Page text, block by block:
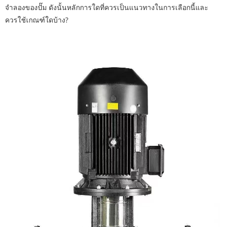
จำลองของปั๊ม ดังนั้นหลักการใดที่ควรเป็นแนวทางในการเลือกนี้และ
ควรใช้เกณฑ์ใดบ้าง?